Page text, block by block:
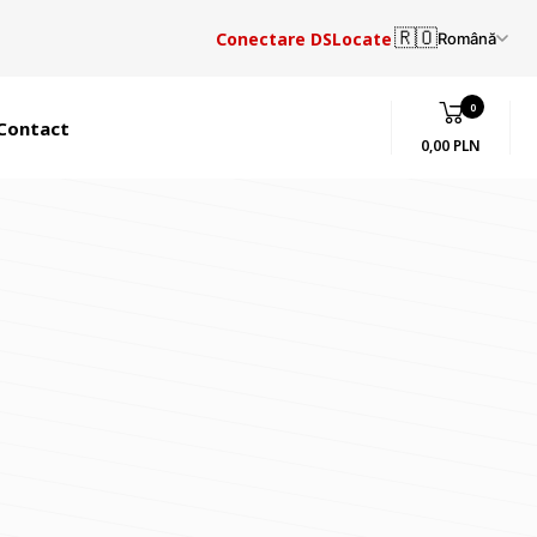
Conectare DSLocate🇷🇴Română
0
0,00 PLN